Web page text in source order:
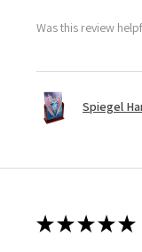
Was this review
Spiegel
★★★★★